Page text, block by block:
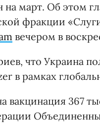
март. Об этом
фракции
вечером в
что Украина
в рамках
вакцинация 367